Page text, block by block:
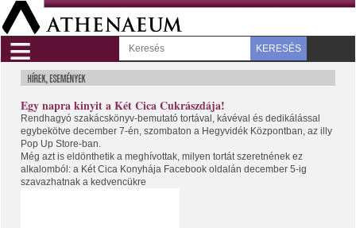
≡ KERESÉS
Egy napra kinyit a Két Cica Cukrászdája!
Rendhagyó szakácskönyv-bemutató tortával, kávéval és dedikálással
egybekötve december 7-én, szombaton a Hegyvidék Központban, az illy
Pop Up Store-ban.
Még azt is eldönthetik a meghívottak, milyen tortát szeretnének ez
alkalomból: a Két Cica Konyhája Facebook oldalán december 5-ig
szavazhatnak a kedvencükre